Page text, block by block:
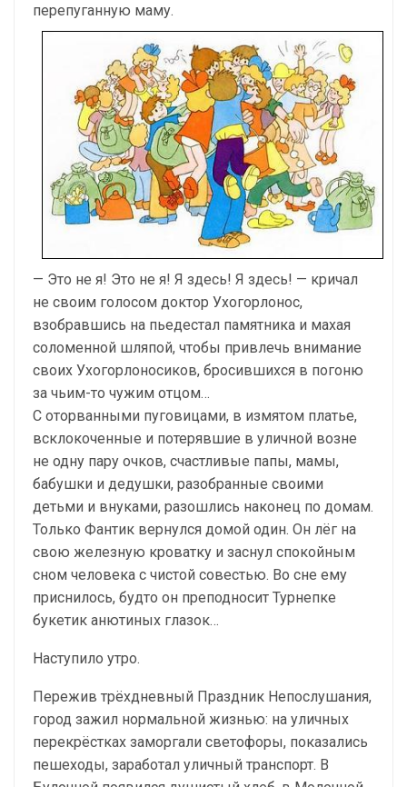
перепуганную маму.
— Это не я! Это не я! Я здесь! Я здесь! — кричал
не своим голосом доктор Ухогорлонос,
взобравшись на пьедестал памятника и махая
соломенной шляпой, чтобы привлечь внимание
своих Ухогорлоносиков, бросившихся в погоню
за чьим-то чужим отцом…
С оторванными пуговицами, в измятом платье,
всклокоченные и потерявшие в уличной возне
не одну пару очков, счастливые папы, мамы,
бабушки и дедушки, разобранные своими
детьми и внуками, разошлись наконец по домам.
Только Фантик вернулся домой один. Он лёг на
свою железную кроватку и заснул спокойным
сном человека с чистой совестью. Во сне ему
приснилось, будто он преподносит Турнепке
букетик анютиных глазок…
Наступило утро.
Пережив трёхдневный Праздник Непослушания,
город зажил нормальной жизнью: на уличных
перекрёстках заморгали светофоры, показались
пешеходы, заработал уличный транспорт. В